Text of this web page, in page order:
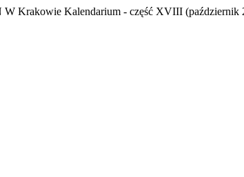
W Krakowie Kalendarium - część XVIII (październik